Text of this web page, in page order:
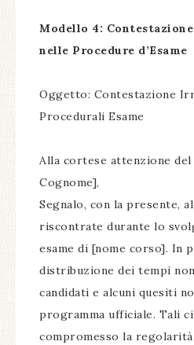
Modello 4:
nelle Procedure d’Esame
Oggetto: Contestazione
Procedurali Esame
Alla cortese attenzione
Cognome],
Segnalo, con la presente,
riscontrate durante lo
esame di [nome corso]. In
distribuzione dei tempi
candidati e alcuni quesiti
programma ufficiale. Tali
compromesso la